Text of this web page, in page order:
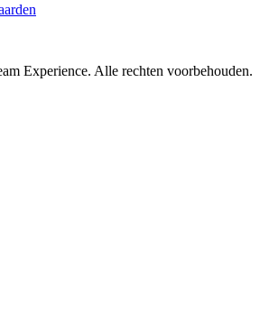
Experience. Alle rechten voorbehouden.